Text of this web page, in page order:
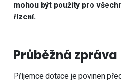
mohou být použity pro
řízení.
Průběžná zpráva
Příjemce dotace je povinen